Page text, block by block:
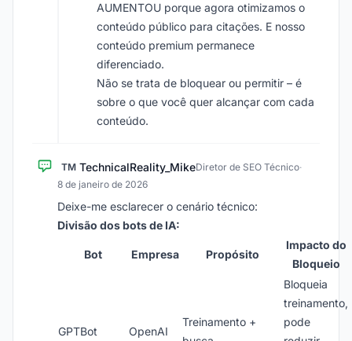
AUMENTOU porque agora otimizamos o
conteúdo público para citações. E nosso
conteúdo premium permanece
diferenciado.
Não se trata de bloquear ou permitir – é
sobre o que você quer alcançar com cada
conteúdo.
TM TechnicalReality_MikeDiretor de SEO Técnico·
8 de janeiro de 2026
Deixe-me esclarecer o cenário técnico:
Divisão dos bots de IA:
Bot Empresa Propósito
Impacto do
Bloqueio
GPTBot OpenAI
Treinamento +
Bloqueia
treinamento,
pode